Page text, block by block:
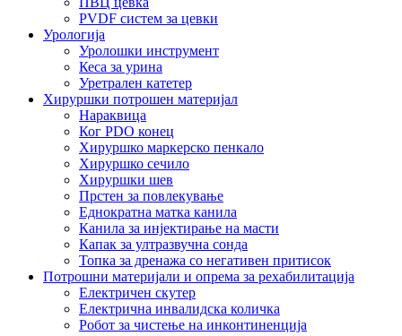
PVDF систем за цевки
Урологија
Уролошки инструмент
Кеса за урина
Уретрален катетер
Хируршки потрошен материјал
Нараквица
Ког PDO конец
Хируршко маркерско пенкало
Хируршко сечило
Хируршки шев
Прстен за повлекување
Еднократна матка канила
Канила за инјектирање на масти
Капак за ултразвучна сонда
Топка за дренажа со негативен притисок
Потрошни материјали и опрема за рехабилитација
Електричен скутер
Електрична инвалидска количка
Робот за чистење на инконтиненција